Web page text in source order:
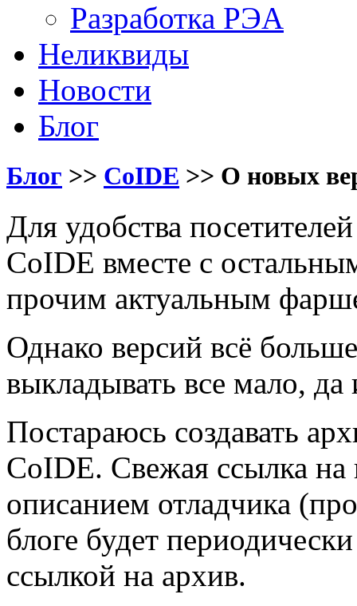
Разработка РЭА
Неликвиды
Новости
Блог
Блог >> CoIDE >> О новых
Для удобства
CoIDE вместе с
прочим актуальным
Однако версий всё
выкладывать все мало, да
Постараюсь создавать
CoIDE. Свежая ссылка на
описанием отладчика
блоге будет
ссылкой на архив.